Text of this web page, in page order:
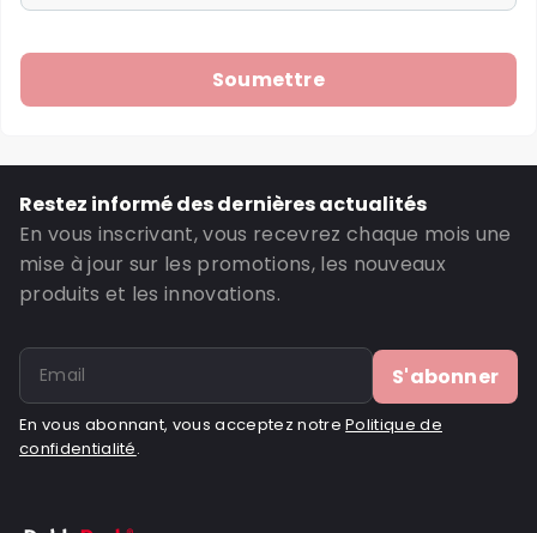
Restez informé des dernières actualités
En vous inscrivant, vous recevrez chaque mois une
mise à jour sur les promotions, les nouveaux
produits et les innovations.
S'abonner
En vous abonnant, vous acceptez notrePolitique de
confidentialité.